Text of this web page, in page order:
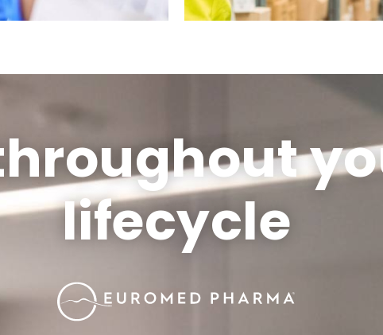
lifecycle